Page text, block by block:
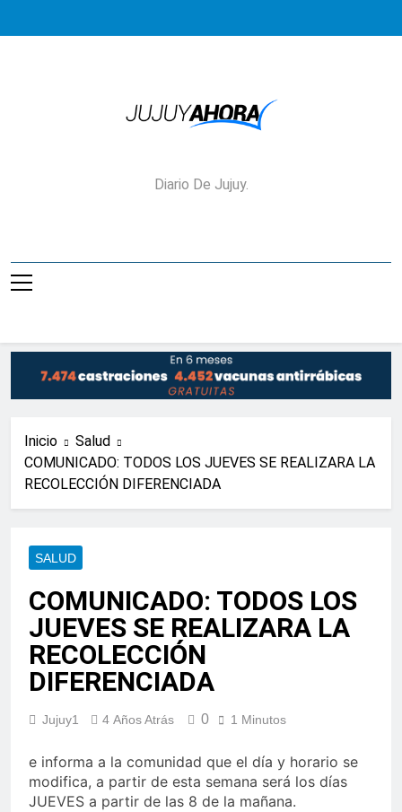
Jujuy Ahora!
Diario De Jujuy.
Inicio
Salud
COMUNICADO: TODOS LOS JUEVES SE REALIZARA LA
RECOLECCIÓN DIFERENCIADA
SALUD
COMUNICADO: TODOS LOS
JUEVES SE REALIZARA LA
RECOLECCIÓN
DIFERENCIADA
Jujuy1 4 Años Atrás 0 1 Minutos
e informa a la comunidad que el día y horario se
modifica, a partir de esta semana será los días
JUEVES a partir de las 8 de la mañana.